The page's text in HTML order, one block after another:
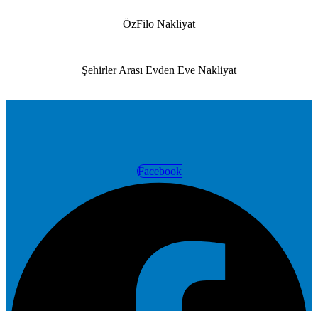
ÖzFilo Nakliyat
Şehirler Arası Evden Eve Nakliyat
Facebook